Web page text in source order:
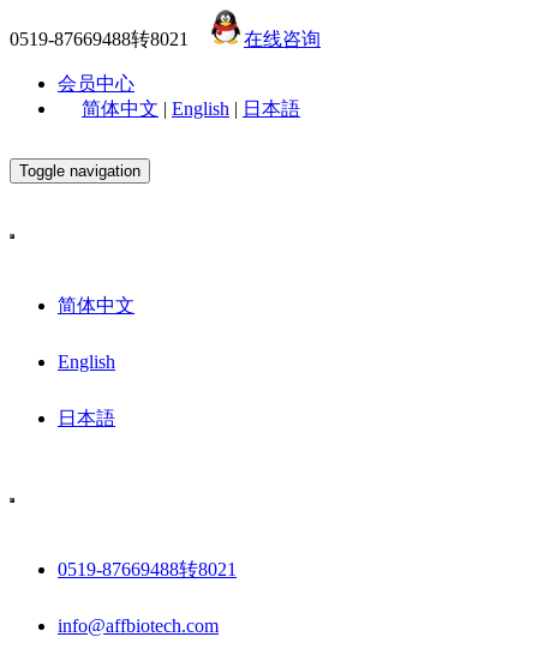
0519-87669488转8021 在线咨询
会员中心
简体中文 | English | 日本語
Toggle navigation
简体中文
English
日本語
0519-87669488转8021
info@affbiotech.com